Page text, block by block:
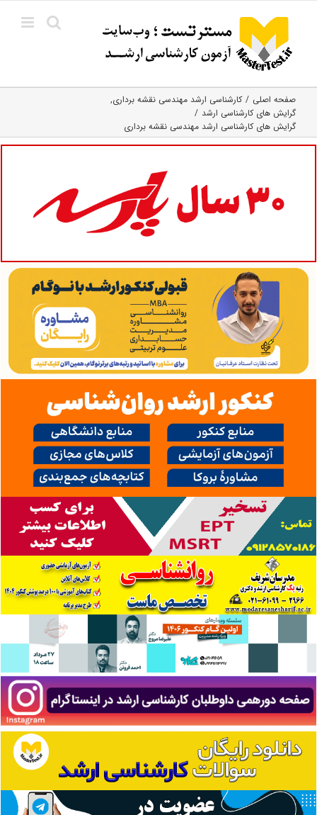
content
صفحه اصلی
کارشناسی ارشد مهندسی نقشه برداری
گرایش های کارشناسی ارشد
گرایش های کارشناسی ارشد مهندسی نقشه برداری